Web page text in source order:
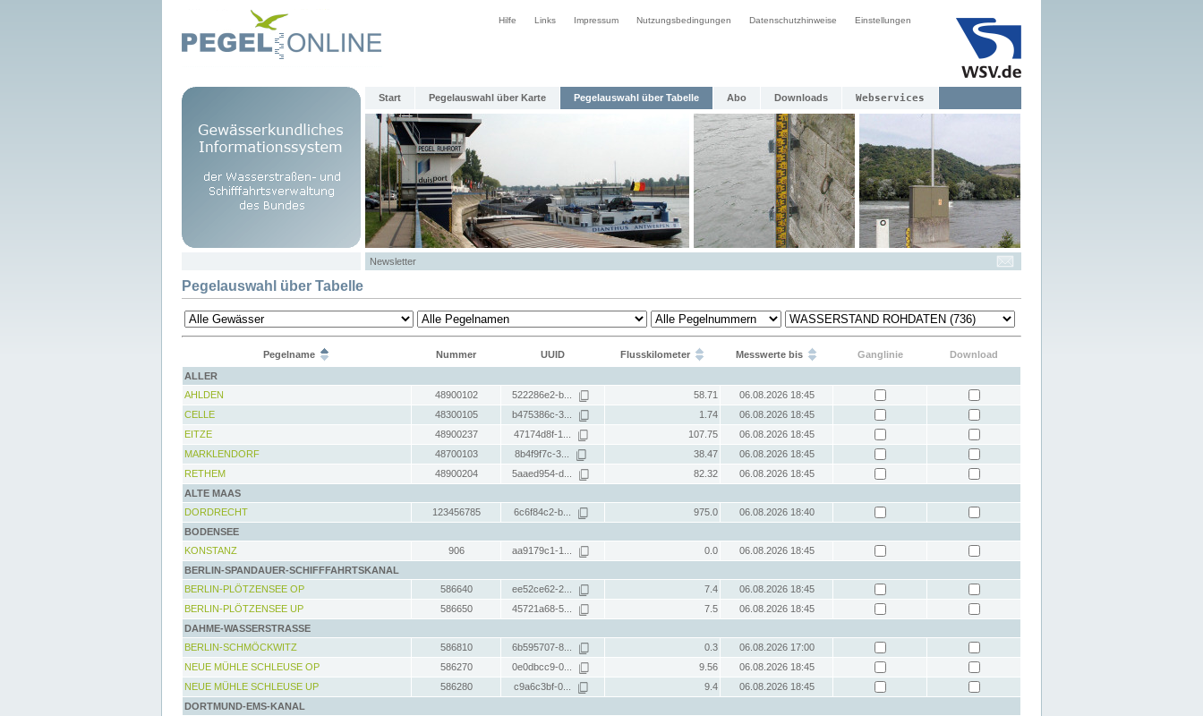
Hilfe Links Impressum Nutzungsbedingungen Datenschutzhinweise Einstellungen
Start Pegelauswahl über Karte Pegelauswahl über Tabelle Abo Downloads Webservices
Newsletter
Pegelauswahl über Tabelle
Pegelname Nummer UUID Flusskilometer Messwerte bis Ganglinie
Download
ALLER
AHLDEN
48900102 522286e2-b... 58.71
06.08.2026 18:45
CELLE
48300105 b475386c-3... 1.74
06.08.2026 18:45
EITZE
48900237 47174d8f-1... 107.75
06.08.2026 18:45
MARKLENDORF
48700103 8b4f9f7c-3... 38.47
06.08.2026 18:45
RETHEM
48900204 5aaed954-d... 82.32
06.08.2026 18:45
ALTE MAAS
DORDRECHT
123456785 6c6f84c2-b... 975.0
06.08.2026 18:40
BODENSEE
KONSTANZ
906 aa9179c1-1... 0.0
06.08.2026 18:45
BERLIN-SPANDAUER-SCHIFFFAHRTSKANAL
BERLIN-PLÖTZENSEE OP
586640 ee52ce62-2... 7.4
06.08.2026 18:45
BERLIN-PLÖTZENSEE UP
586650 45721a68-5... 7.5
06.08.2026 18:45
DAHME-WASSERSTRASSE
BERLIN-SCHMÖCKWITZ
586810 6b595707-8... 0.3
06.08.2026 17:00
NEUE MÜHLE SCHLEUSE OP
586270 0e0dbcc9-0... 9.56
06.08.2026 18:45
NEUE MÜHLE SCHLEUSE UP
586280 c9a6c3bf-0... 9.4
06.08.2026 18:45
DORTMUND-EMS-KANAL